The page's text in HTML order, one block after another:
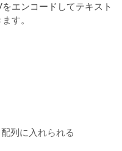
エンコードしてテキスト
す。
列に入れられる